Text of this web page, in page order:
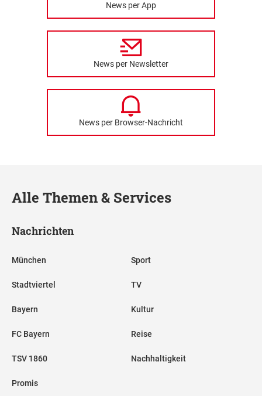
News per App
News per Newsletter
News per Browser-Nachricht
Alle Themen & Services
Nachrichten
München
Stadtviertel
Bayern
FC Bayern
TSV 1860
Promis
Sport
TV
Kultur
Reise
Nachhaltigkeit